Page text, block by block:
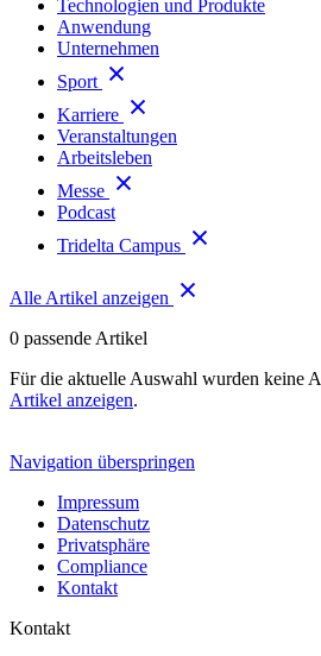
Technologien und Produkte
Anwendung
Unternehmen
Sport
Karriere
Veranstaltungen
Arbeitsleben
Messe
Podcast
Tridelta Campus
Alle Artikel anzeigen
0 passende Artikel
Für die aktuelle Auswahl wurden keine
Artikel anzeigen.
Navigation überspringen
Impressum
Datenschutz
Privatsphäre
Compliance
Kontakt
Kontakt